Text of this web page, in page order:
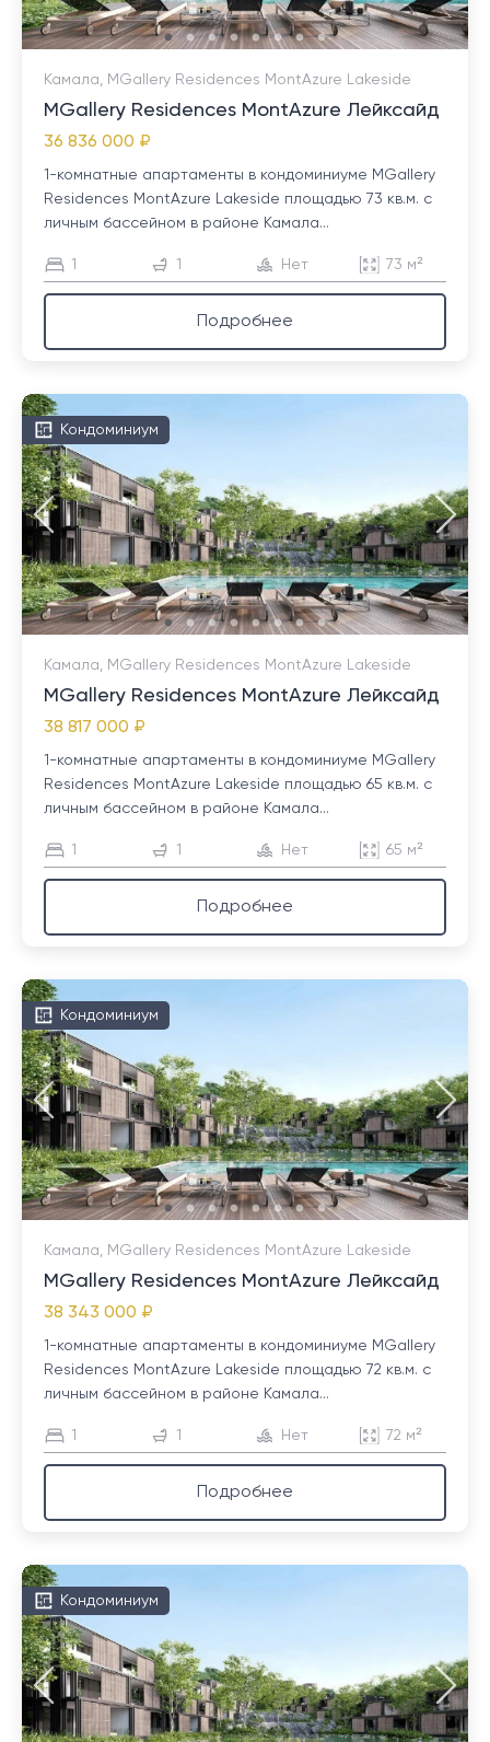
Камала, MGallery Residences MontAzure Lakeside
MGallery Residences MontAzure Лейксайд
36 836 000 ₽
1-комнатные апартаменты в кондоминиуме MGallery
Residences MontAzure Lakeside площадью 73 кв.м. с
личным бассейном в районе Камала...
1 1 Нет 73 м²
Подробнее
Кондоминиум
Камала, MGallery Residences MontAzure Lakeside
MGallery Residences MontAzure Лейксайд
38 817 000 ₽
1-комнатные апартаменты в кондоминиуме MGallery
Residences MontAzure Lakeside площадью 65 кв.м. с
личным бассейном в районе Камала...
1 1 Нет 65 м²
Подробнее
Кондоминиум
Камала, MGallery Residences MontAzure Lakeside
MGallery Residences MontAzure Лейксайд
38 343 000 ₽
1-комнатные апартаменты в кондоминиуме MGallery
Residences MontAzure Lakeside площадью 72 кв.м. с
личным бассейном в районе Камала...
1 1 Нет 72 м²
Подробнее
Кондоминиум